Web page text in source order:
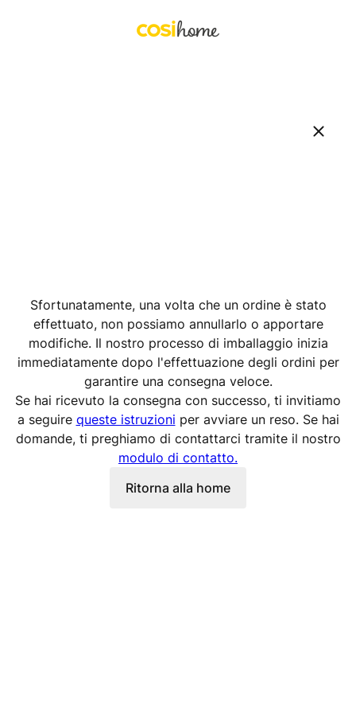
Sfortunatamente, una volta che un ordine è stato
effettuato, non possiamo annullarlo o apportare
modifiche. Il nostro processo di imballaggio inizia
immediatamente dopo l'effettuazione degli ordini per
garantire una consegna veloce.
Se hai ricevuto la consegna con successo, ti invitiamo
a seguire queste istruzioni per avviare un reso. Se hai
domande, ti preghiamo di contattarci tramite il nostro
modulo di contatto.
Ritorna alla home